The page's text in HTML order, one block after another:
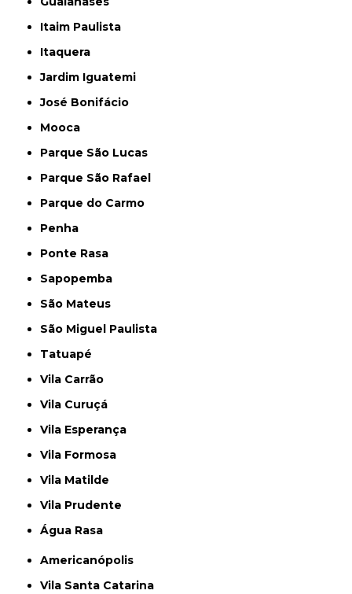
Itaim Paulista
Itaquera
Jardim Iguatemi
José Bonifácio
Mooca
Parque São Lucas
Parque São Rafael
Parque do Carmo
Penha
Ponte Rasa
Sapopemba
São Mateus
São Miguel Paulista
Tatuapé
Vila Carrão
Vila Curuçá
Vila Esperança
Vila Formosa
Vila Matilde
Vila Prudente
Água Rasa
Americanópolis
Vila Santa Catarina